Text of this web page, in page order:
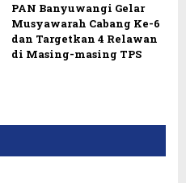
PAN Banyuwangi Gelar
Musyawarah Cabang Ke-6
dan Targetkan 4 Relawan
di Masing-masing TPS